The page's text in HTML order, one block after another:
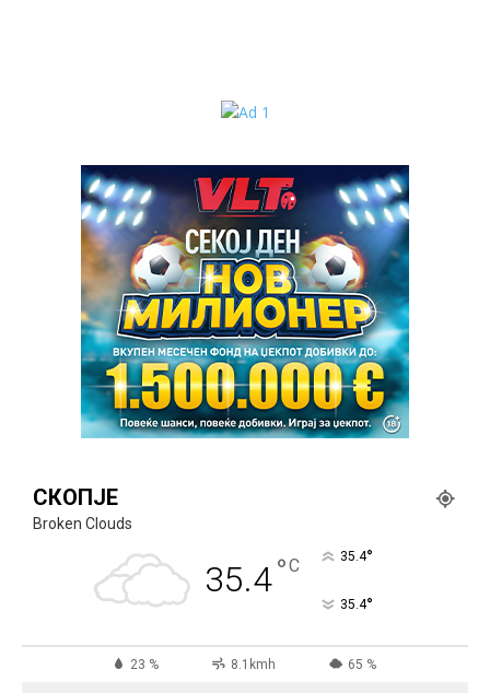
СКОПЈЕ
Broken Clouds
35.4°C 35.4°
35.4°
23 % 8.1kmh 65 %